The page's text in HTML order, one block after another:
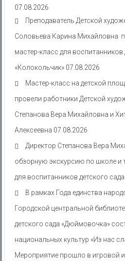
07.08.2026
Преподаватель Детской
Соловьева Карина Михайловна
мастер-класс для воспитанников
«Колокольчик» 07.08.2026
Мастер-класс на детской
провели работники Детской
Степанова Вера Михайловна и
Алексеевна 07.08.2026
Директор Степанова Вера
обзорную экскурсию по школе и
для воспитанников детского
В рамках Года единства
Городской центральной
детского сада «Дюймовочка»
национальных культур «Из нас
Мероприятие прошло в игровой